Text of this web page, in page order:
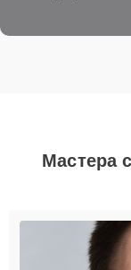
Мастера